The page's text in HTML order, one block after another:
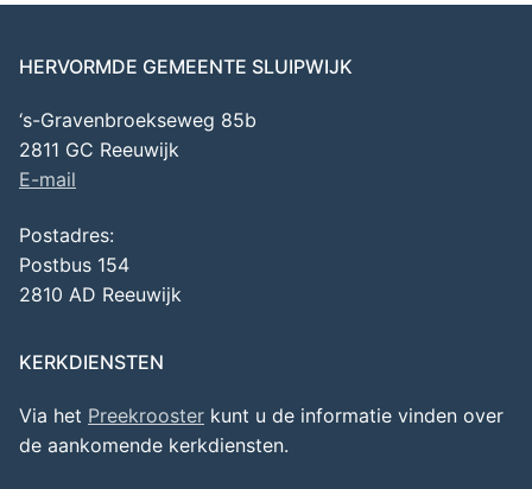
HERVORMDE GEMEENTE SLUIPWIJK
‘s-Gravenbroekseweg 85b
2811 GC Reeuwijk
E-mail
Postadres:
Postbus 154
2810 AD Reeuwijk
KERKDIENSTEN
Via het Preekrooster kunt u de informatie vinden over
de aankomende kerkdiensten.